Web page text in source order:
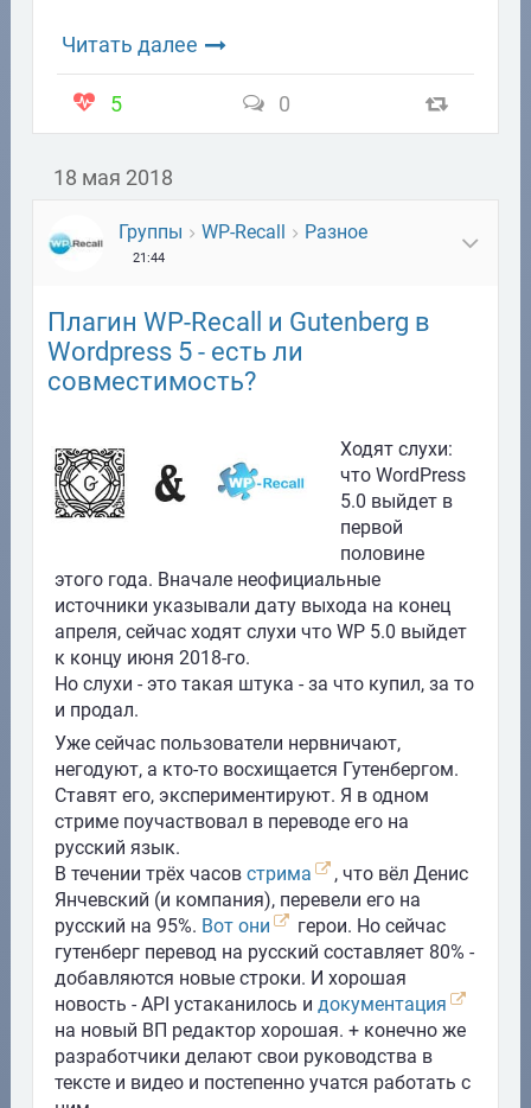
Читать далее
5 0
18 мая 2018
Группы WP-Recall Разное
21:44
Плагин WP-Recall и Gutenberg в
Wordpress 5 - есть ли
совместимость?
Ходят слухи:
что WordPress
5.0 выйдет в
первой
половине
этого года. Вначале неофициальные
источники указывали дату выхода на конец
апреля, сейчас ходят слухи что WP 5.0 выйдет
к концу июня 2018-го.
Но слухи - это такая штука - за что купил, за то
и продал.
Уже сейчас пользователи нервничают,
негодуют, а кто-то восхищается Гутенбергом.
Ставят его, экспериментируют. Я в одном
стриме поучаствовал в переводе его на
русский язык.
В течении трёх часов стрима
, что вёл Денис
Янчевский (и компания), перевели его на
русский на 95%. Вот они
герои. Но сейчас
гутенберг перевод на русский составляет 80% -
добавляются новые строки. И хорошая
новость - API устаканилось и документация
на новый ВП редактор хорошая. + конечно же
разработчики делают свои руководства в
тексте и видео и постепенно учатся работать с